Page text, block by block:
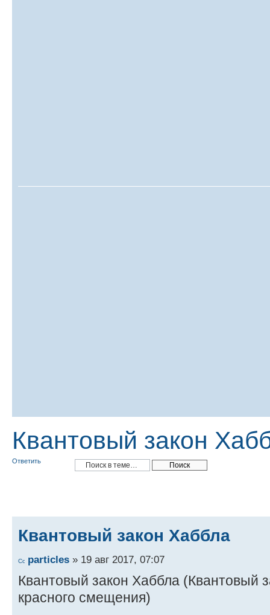
Квантовый закон
Ответить
Квантовый закон Хаббла
particles » 19 авг 2017, 07:07
Квантовый закон Хаббла (Квантовый
красного смещения)